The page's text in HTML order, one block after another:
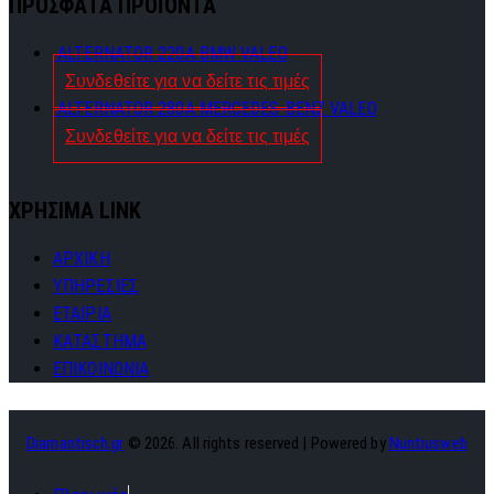
ΠΡΟΣΦΑΤΑ ΠΡΟΪΟΝΤΑ
ALTERNATOR 220A BMW VALEO
Συνδεθείτε για να δείτε τις τιμές
ALTERNATOR 280A MERCEDES-BENZ VALEO
Συνδεθείτε για να δείτε τις τιμές
ΧΡΗΣΙΜΑ LINK
ΑΡΧΙΚΗ
ΥΠΗΡΕΣΙΕΣ
ΕΤΑΙΡΙΑ
ΚΑΤΑΣΤΗΜΑ
ΕΠΙΚΟΙΝΩΝΙΑ
Diamantisch.gr © 2026. All rights reserved | Powered byNuntiusweb